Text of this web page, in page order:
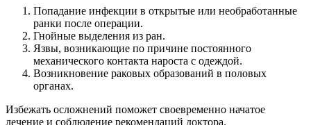
Попадание инфекции в открытые или необработанные
ранки после операции.
Гнойные выделения из ран.
Язвы, возникающие по причине постоянного
механического контакта нароста с одеждой.
Возникновение раковых образований в половых
органах.
Избежать осложнений поможет своевременно начатое
лечение и соблюдение рекомендаций доктора.